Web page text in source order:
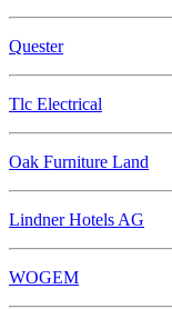
Quester
Tlc Electrical
Oak Furniture Land
Lindner Hotels AG
WOGEM